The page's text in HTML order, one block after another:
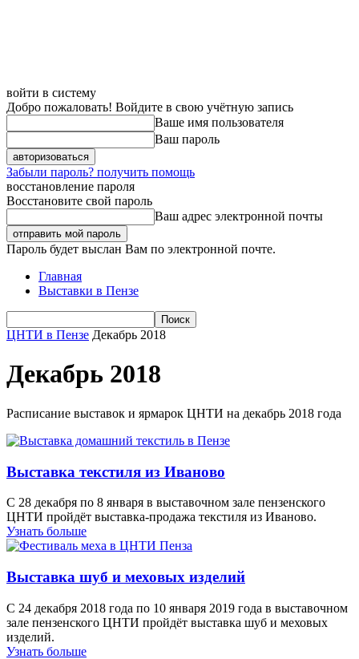
войти в систему
Добро пожаловать! Войдите в свою учётную запись
Ваше имя пользователя
Ваш пароль
Забыли пароль? получить помощь
восстановление пароля
Восстановите свой пароль
Ваш адрес электронной почты
Пароль будет выслан Вам по электронной почте.
Главная
Выставки в Пензе
ЦНТИ в Пензе Декабрь 2018
Декабрь 2018
Расписание выставок и ярмарок ЦНТИ на декабрь 2018 года
Выставка текстиля из Иваново
С 28 декабря по 8 января в выставочном зале пензенского
ЦНТИ пройдёт выставка-продажа текстиля из Иваново.
Узнать больше
Выставка шуб и меховых изделий
С 24 декабря 2018 года по 10 января 2019 года в выставочном
зале пензенского ЦНТИ пройдёт выставка шуб и меховых
изделий.
Узнать больше